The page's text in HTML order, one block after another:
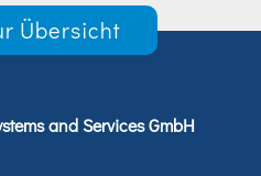
Übersicht
and Services GmbH